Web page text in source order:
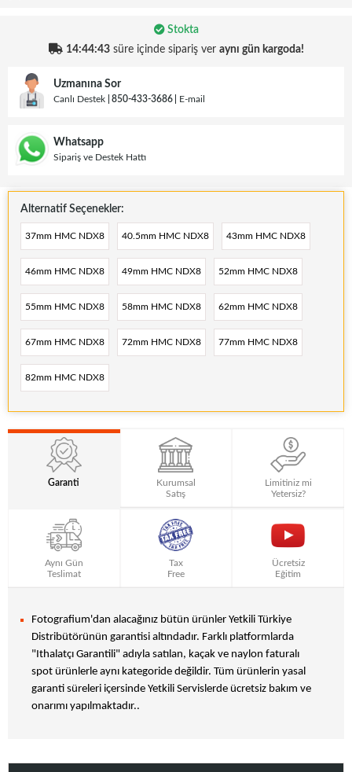
Stokta
14:44:43süre içinde sipariş ver aynı gün kargoda!
Uzmanına Sor
Canlı Destek 850-433-3686 E-mail
Whatsapp
Sipariş ve Destek Hattı
Alternatif Seçenekler:
37mm HMC NDX8 40.5mm HMC NDX8 43mm HMC NDX8
46mm HMC NDX8 49mm HMC NDX8 52mm HMC NDX8
55mm HMC NDX8 58mm HMC NDX8 62mm HMC NDX8
67mm HMC NDX8 72mm HMC NDX8 77mm HMC NDX8
82mm HMC NDX8
Garanti
Kurumsal
Satış
Limitiniz mi
Yetersiz?
Aynı Gün
Teslimat
Tax
Free
Ücretsiz
Eğitim
Fotografium'dan alacağınız bütün ürünler Yetkili Türkiye
Distribütörünün garantisi altındadır. Farklı platformlarda
"Ithalatçı Garantili" adıyla satılan, kaçak ve naylon faturalı
spot ürünlerle aynı kategoride değildir. Tüm ürünlerin yasal
garanti süreleri içersinde Yetkili Servislerde ücretsiz bakım ve
onarımı yapılmaktadır..